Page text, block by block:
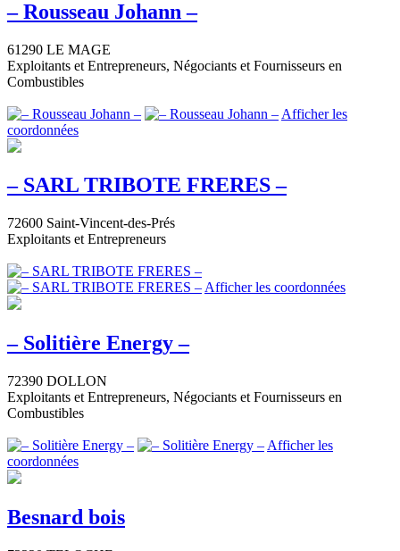
– Rousseau Johann –
61290 LE MAGE
Exploitants et Entrepreneurs, Négociants et Fournisseurs en
Combustibles
Afficher les
coordonnées
– SARL TRIBOTE FRERES –
72600 Saint-Vincent-des-Prés
Exploitants et Entrepreneurs
Afficher les coordonnées
– Solitière Energy –
72390 DOLLON
Exploitants et Entrepreneurs, Négociants et Fournisseurs en
Combustibles
Afficher les
coordonnées
Besnard bois